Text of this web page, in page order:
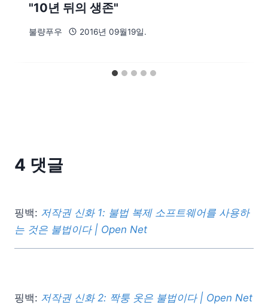
"10년 뒤의 생존"
불량푸우 2016년 09월19일.
4 댓글
핑백: 저작권 신화 1: 불법 복제 소프트웨어를 사용하
는 것은 불법이다 | Open Net
핑백: 저작권 신화 2: 짝퉁 옷은 불법이다 | Open Net